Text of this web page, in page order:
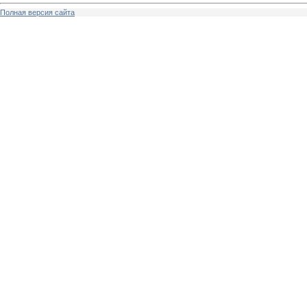
Полная версия сайта